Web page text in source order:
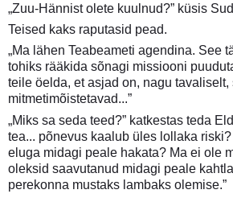
„Zuu-Hännist olete kuulnud?” küsis
Teised kaks raputasid pead.
„Ma lähen Teabeameti agendina. See
tohiks rääkida sõnagi missiooni
teile öelda, et asjad on, nagu tavaliselt,
mitmetimõistetavad...”
„Miks sa seda teed?” katkestas teda
tea... põnevus kaalub üles lollaka
eluga midagi peale hakata? Ma ei ole
oleksid saavutanud midagi peale
perekonna mustaks lambaks olemise.”